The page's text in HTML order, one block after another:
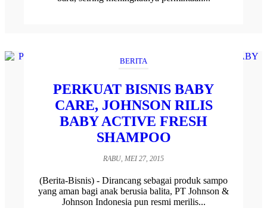
BERITA
PERKUAT BISNIS BABY
CARE, JOHNSON RILIS
BABY ACTIVE FRESH
SHAMPOO
RABU, MEI 27, 2015
(Berita-Bisnis) - Dirancang sebagai produk sampo
yang aman bagi anak berusia balita, PT Johnson &
Johnson Indonesia pun resmi merilis...